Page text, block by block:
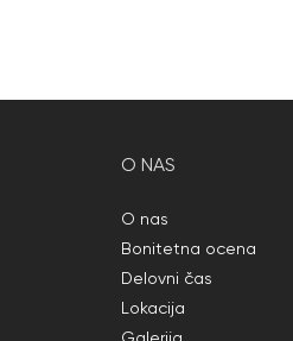
O NAS
O nas
Bonitetna ocena
Delovni čas
Lokacija